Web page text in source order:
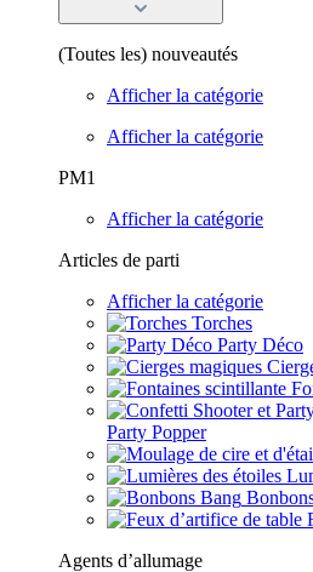
(Toutes les) nouveautés
Afficher la catégorie
Afficher la catégorie
PM1
Afficher la catégorie
Articles de parti
Afficher la catégorie
Torches
Party Déco
Party Popper
Agents d’allumage